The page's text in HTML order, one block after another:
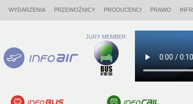
WYDARZENIA PRZEWOŹNICY PRODUCENCI PRAWO
JURY MEMBER: